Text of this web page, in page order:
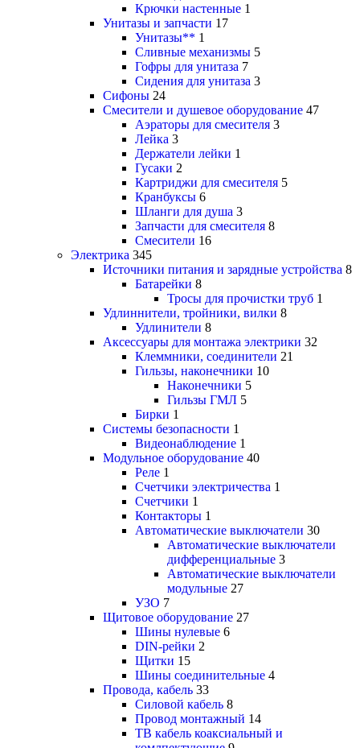
Крючки настенные 1
Унитазы и запчасти 17
Унитазы** 1
Сливные механизмы 5
Гофры для унитаза 7
Сидения для унитаза 3
Сифоны 24
Смесители и душевое оборудование 47
Аэраторы для смесителя 3
Лейка 3
Держатели лейки 1
Гусаки 2
Картриджи для смесителя 5
Кранбуксы 6
Шланги для душа 3
Запчасти для смесителя 8
Смесители 16
Электрика 345
Источники питания и зарядные устройства 8
Батарейки 8
Тросы для прочистки труб 1
Удлиннители, тройники, вилки 8
Удлинители 8
Аксессуары для монтажа электрики 32
Клеммники, соединители 21
Гильзы, наконечники 10
Наконечники 5
Гильзы ГМЛ 5
Бирки 1
Системы безопасности 1
Видеонаблюдение 1
Модульное оборудование 40
Реле 1
Счетчики электричества 1
Счетчики 1
Контакторы 1
Автоматические выключатели 30
Автоматические выключатели
дифференциальные 3
Автоматические выключатели
модульные 27
УЗО 7
Щитовое оборудование 27
Шины нулевые 6
DIN-рейки 2
Щитки 15
Шины соединительные 4
Провода, кабель 33
Силовой кабель 8
Провод монтажный 14
ТВ кабель коаксиальный и